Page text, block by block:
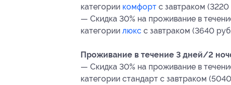
категории комфорт с завтраком
— Скидка 30% на проживание в
категории люкс с завтраком (3640
Проживание в течение 3 дней/2
— Скидка 30% на проживание в
категории стандарт с завтраком